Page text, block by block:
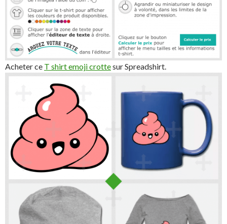
Acheter ce T shirt emoji crottesur Spreadshirt.